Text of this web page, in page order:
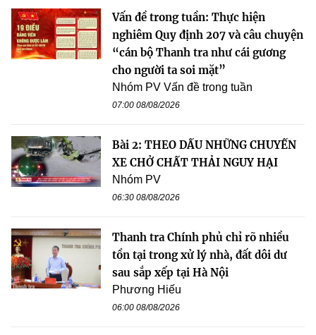
Vấn đề trong tuần: Thực hiện
nghiêm Quy định 207 và câu chuyện
“cán bộ Thanh tra như cái gương
cho người ta soi mặt”
Nhóm PV Vấn đề trong tuần
07:00 08/08/2026
Bài 2: THEO DẤU NHỮNG CHUYẾN
XE CHỞ CHẤT THẢI NGUY HẠI
Nhóm PV
06:30 08/08/2026
Thanh tra Chính phủ chỉ rõ nhiều
tồn tại trong xử lý nhà, đất dôi dư
sau sắp xếp tại Hà Nội
Phương Hiếu
06:00 08/08/2026